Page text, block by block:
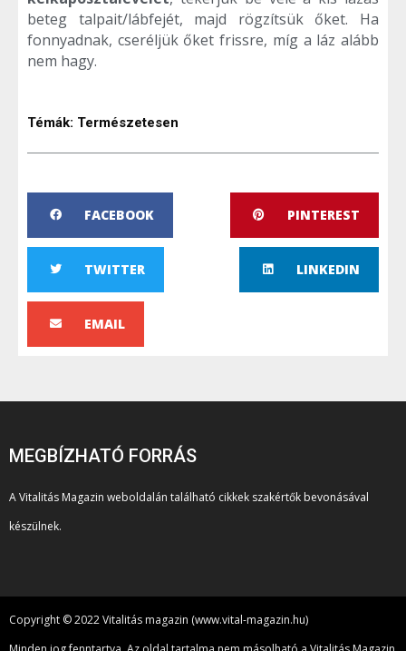
beteg talpait/lábfejét, majd rögzítsük őket. Ha
fonnyadnak, cseréljük őket frissre, míg a láz alább
nem hagy.
Témák: Természetesen
FACEBOOK PINTEREST
TWITTER LINKEDIN
EMAIL
MEGBÍZHATÓ FORRÁS
A Vitalitás Magazin weboldalán található cikkek szakértők bevonásával
készülnek.
Copyright © 2022 Vitalitás magazin (www.vital-magazin.hu)